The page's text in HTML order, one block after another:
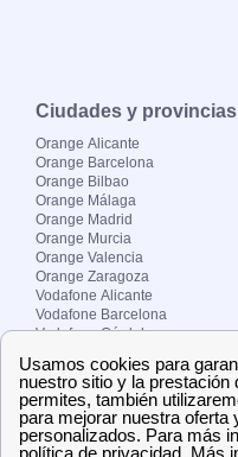
Ciudades y
Orange Alicante
Orange Barcelona
Orange Bilbao
Orange Málaga
Orange Madrid
Orange Murcia
Orange Valencia
Orange Zaragoza
Vodafone Alicante
Vodafone Barcelona
Vodafone Córdoba
Vodafone Madrid
Vodafone Murcia
Vodafone Valencia
Sobre Zona-